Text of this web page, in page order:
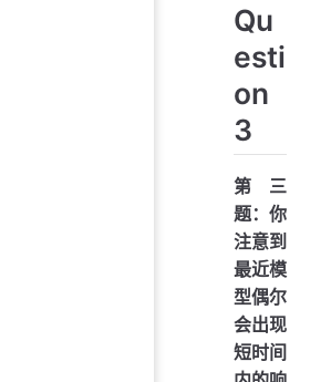
Qu
esti
on
3
第三
题：你
注意到
最近模
型偶尔
会出现
短时间